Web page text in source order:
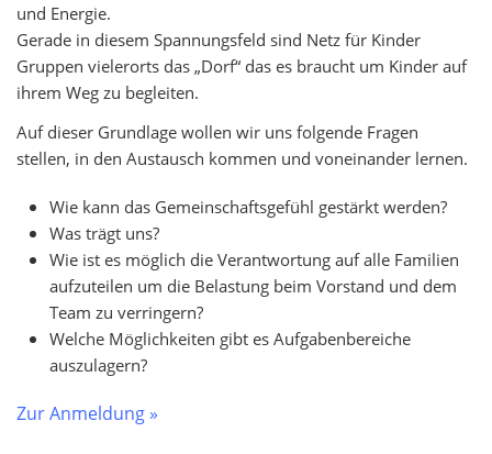
und Energie.
Gerade in diesem Spannungsfeld sind Netz für Kinder
Gruppen vielerorts das „Dorf“ das es braucht um Kinder auf
ihrem Weg zu begleiten.
Auf dieser Grundlage wollen wir uns folgende Fragen
stellen, in den Austausch kommen und voneinander lernen.
Wie kann das Gemeinschaftsgefühl gestärkt werden?
Was trägt uns?
Wie ist es möglich die Verantwortung auf alle Familien
aufzuteilen um die Belastung beim Vorstand und dem
Team zu verringern?
Welche Möglichkeiten gibt es Aufgabenbereiche
auszulagern?
Zur Anmeldung »